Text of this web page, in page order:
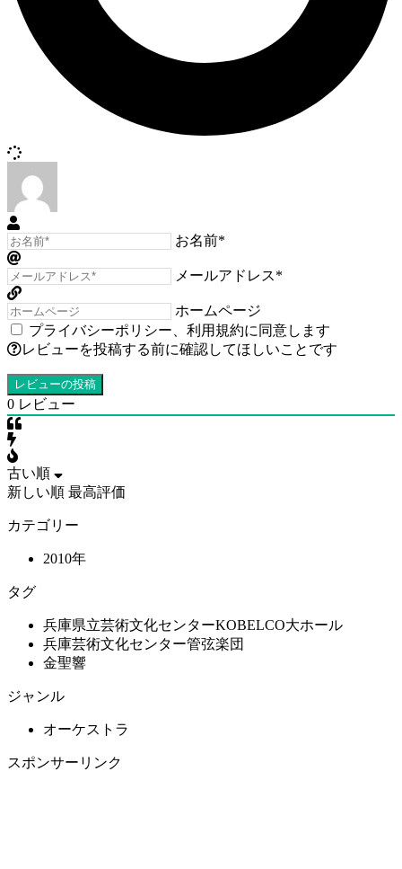
お名前*
メールアドレス*
ホームページ
プライバシーポリシー
利用規約に同意します
レビューを投稿する前に確認してほしいことです
0 レビュー
古い順
新しい順 最高評価
カテゴリー
2010年
タグ
兵庫県立芸術文化センターKOBELCO大ホール
兵庫芸術文化センター管弦楽団
金聖響
ジャンル
オーケストラ
スポンサーリンク